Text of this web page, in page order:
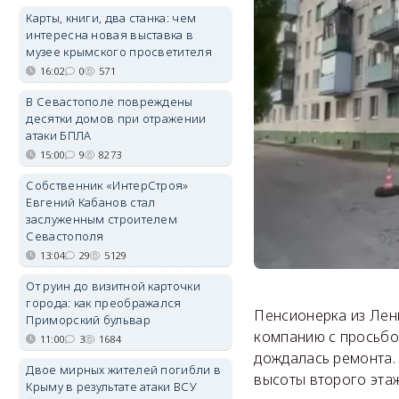
Пенсионерка из
компанию с
дождалась
высоты второго
Карты, книги, два станка: чем
интересна новая выставка в
музее крымского просветителя
16:02 0 571
В Севастополе повреждены
десятки домов при отражении
атаки БПЛА
15:00 9 8273
Собственник «ИнтерСтроя»
Евгений Кабанов стал
заслуженным строителем
Севастополя
13:04 29 5129
От руин до визитной карточки
города: как преображался
Приморский бульвар
11:00 3 1684
Двое мирных жителей погибли в
Крыму в результате атаки ВСУ